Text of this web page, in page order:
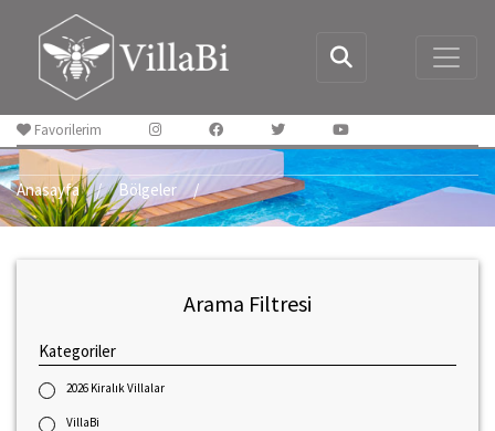
Favorilerim
Anasayfa Bölgeler
Arama Filtresi
Kategoriler
2026 Kiralık Villalar
VillaBi